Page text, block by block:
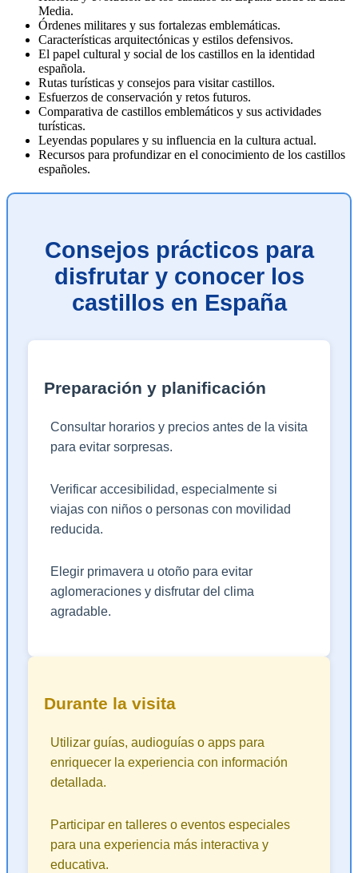
Media.
Órdenes militares y sus fortalezas emblemáticas.
Características arquitectónicas y estilos defensivos.
El papel cultural y social de los castillos en la identidad
española.
Rutas turísticas y consejos para visitar castillos.
Esfuerzos de conservación y retos futuros.
Comparativa de castillos emblemáticos y sus actividades
turísticas.
Leyendas populares y su influencia en la cultura actual.
Recursos para profundizar en el conocimiento de los castillos
españoles.
Consejos prácticos para
disfrutar y conocer los
castillos en España
Preparación y planificación
Consultar horarios y precios antes de la visita
para evitar sorpresas.
Verificar accesibilidad, especialmente si
viajas con niños o personas con movilidad
reducida.
Elegir primavera u otoño para evitar
aglomeraciones y disfrutar del clima
agradable.
Durante la visita
Utilizar guías, audioguías o apps para
enriquecer la experiencia con información
detallada.
Participar en talleres o eventos especiales
para una experiencia más interactiva y
educativa.